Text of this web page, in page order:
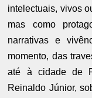
intelectuais, vivos
mas como
narrativas e
momento, das
até à cidade de
Reinaldo Júnior,